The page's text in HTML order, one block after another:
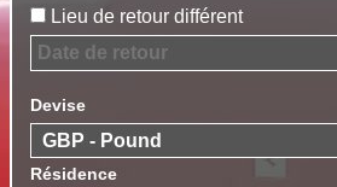
Lieu de retour différent
Devise
Résidence